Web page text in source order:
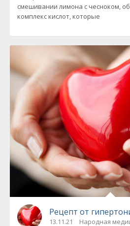
смешивании лимона с чесноком,
комплекс кислот, которые
Рецепт от
13.11.21 Народная